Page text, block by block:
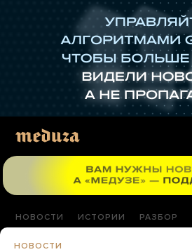
НОВОСТИ ИСТОРИИ РАЗБОР
НОВОСТИ